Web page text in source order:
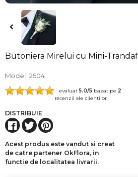
Butoniera Mirelui cu Mini-
Model 2504
evaluat 5.0/5 bazat pe 2
recenzii ale clientilor
DISTRIBUIE
Acest produs este vandut si creat
de catre partener OkFlora, in
functie de localitatea livrarii.